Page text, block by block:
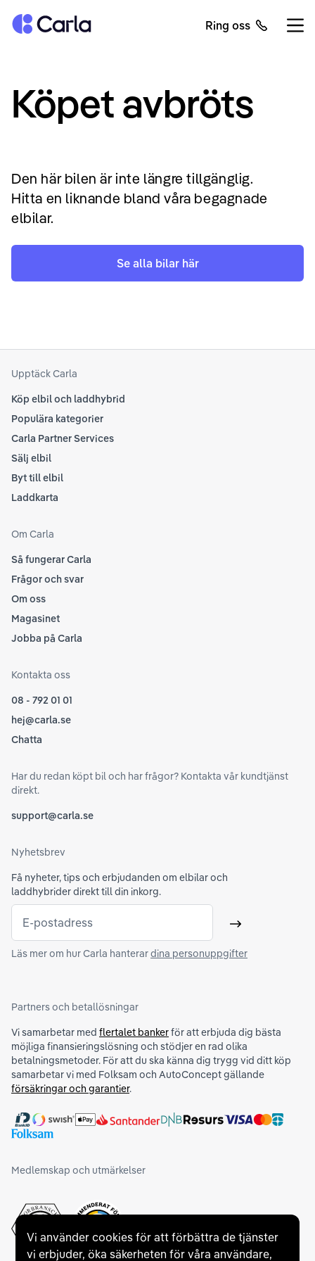
Vi använder cookies för att förbättra de tjänster
vi erbjuder, öka säkerheten för våra användare,
Tillbaka till startsidan Ring oss
Köpet avbröts
Den här bilen är inte längre tillgänglig.
Hitta en liknande bland våra begagnade
elbilar.
Se alla bilar här
Upptäck Carla
Köp elbil och laddhybrid
Populära kategorier
Carla Partner Services
Sälj elbil
Byt till elbil
Laddkarta
Om Carla
Så fungerar Carla
Frågor och svar
Om oss
Magasinet
Jobba på Carla
Kontakta oss
08 - 792 01 01
hej@carla.se
Chatta
Har du redan köpt bil och har frågor? Kontakta vår kundtjänst
direkt.
support@carla.se
Nyhetsbrev
Få nyheter, tips och erbjudanden om elbilar och
laddhybrider direkt till din inkorg.
E-postadress Skicka
Läs mer om hur Carla hanterardina personuppgifter
Partners och betallösningar
Vi samarbetar med flertalet bankerför att erbjuda dig bästa
möjliga finansieringslösning och stödjer en rad olika
betalningsmetoder. För att du ska känna dig trygg vid ditt köp
samarbetar vi med Folksam och AutoConcept gällande
försäkringar och garantier.
Medlemskap och utmärkelser